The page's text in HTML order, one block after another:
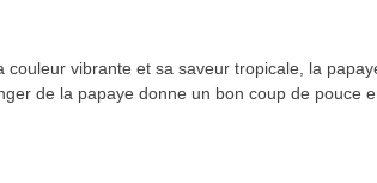
couleur vibrante et sa saveur tropicale, la
de la papaye donne un bon coup de pouce